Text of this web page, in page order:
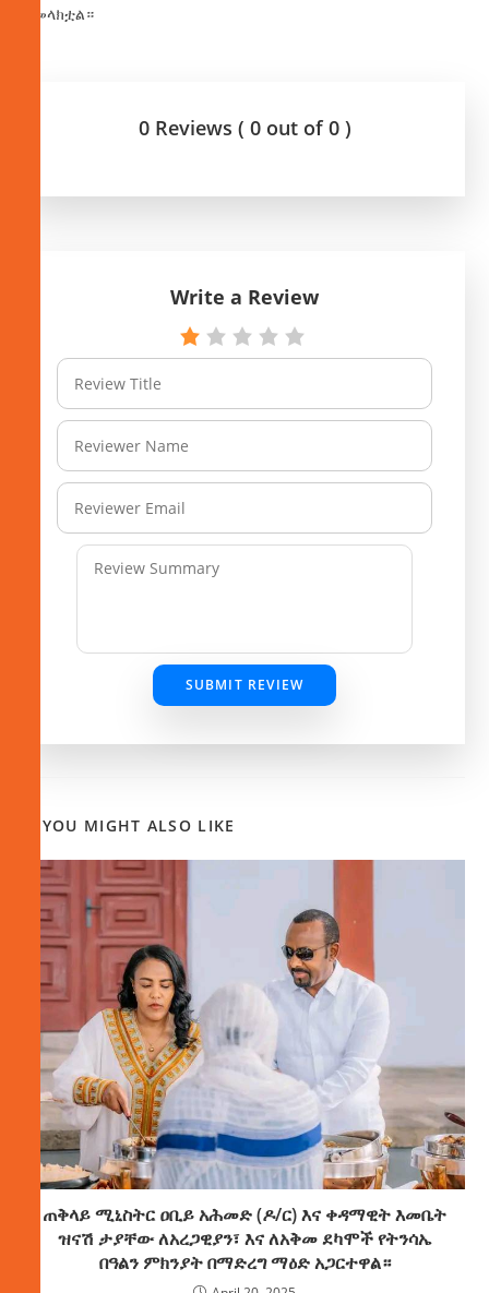
አመላክቷል።
0 Reviews ( 0 out of 0 )
Write a Review
SUBMIT REVIEW
YOU MIGHT ALSO LIKE
ጠቅላይ ሚኒስትር ዐቢይ አሕመድ (ዶ/ር) እና ቀዳማዊት እመቤት
ዝናሽ ታያቸው ለአረጋዊያን፣ እና ለአቅመ ደካሞች የትንሳኤ
በዓልን ምክንያት በማድረግ ማዕድ አጋርተዋል።